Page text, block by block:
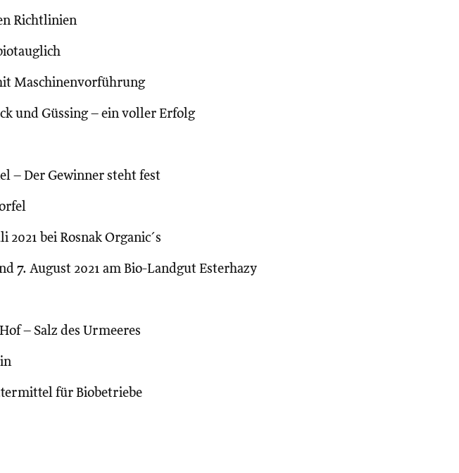
Richtlinien
Maschinenvorführung
und Güssing – ein voller Erfolg
– Der Gewinner steht fest
2021 bei Rosnak Organic´s
7. August 2021 am Bio-Landgut Esterhazy
– Salz des Urmeeres
für Biobetriebe